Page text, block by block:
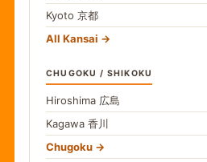
Kyoto 京都
All Kansai
CHUGOKU / SHIKOKU
Hiroshima 広島
Kagawa 香川
Chugoku